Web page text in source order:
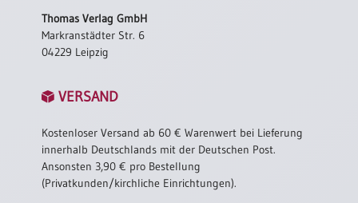
Restbestände
Broschüren
Thomas Verlag GmbH
Markranstädter Str. 6
04229 Leipzig
VERSAND
Kostenloser Versand ab 60 € Warenwert bei Lieferung
innerhalb Deutschlands mit der Deutschen Post.
Ansonsten 3,90 € pro Bestellung
(Privatkunden/kirchliche Einrichtungen).